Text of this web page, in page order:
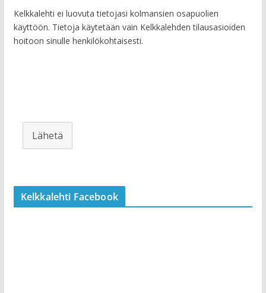
Kelkkalehti ei luovuta tietojasi kolmansien osapuolien
käyttöön. Tietoja käytetään vain Kelkkalehden tilausasioiden
hoitoon sinulle henkilökohtaisesti.
Lähetä
Kelkkalehti Facebook